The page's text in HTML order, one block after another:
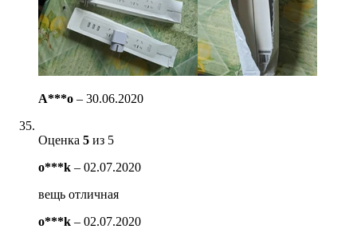
A***o – 30.06.2020
Оценка 5 из 5
o***k – 02.07.2020
вещь отличная
o***k – 02.07.2020